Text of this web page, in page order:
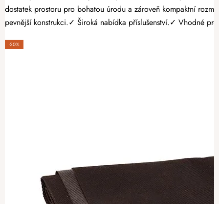
dostatek prostoru pro bohatou úrodu a zároveň kompaktní
pevnější konstrukci.✓ Široká nabídka příslušenství.✓ Vhodné
-20%